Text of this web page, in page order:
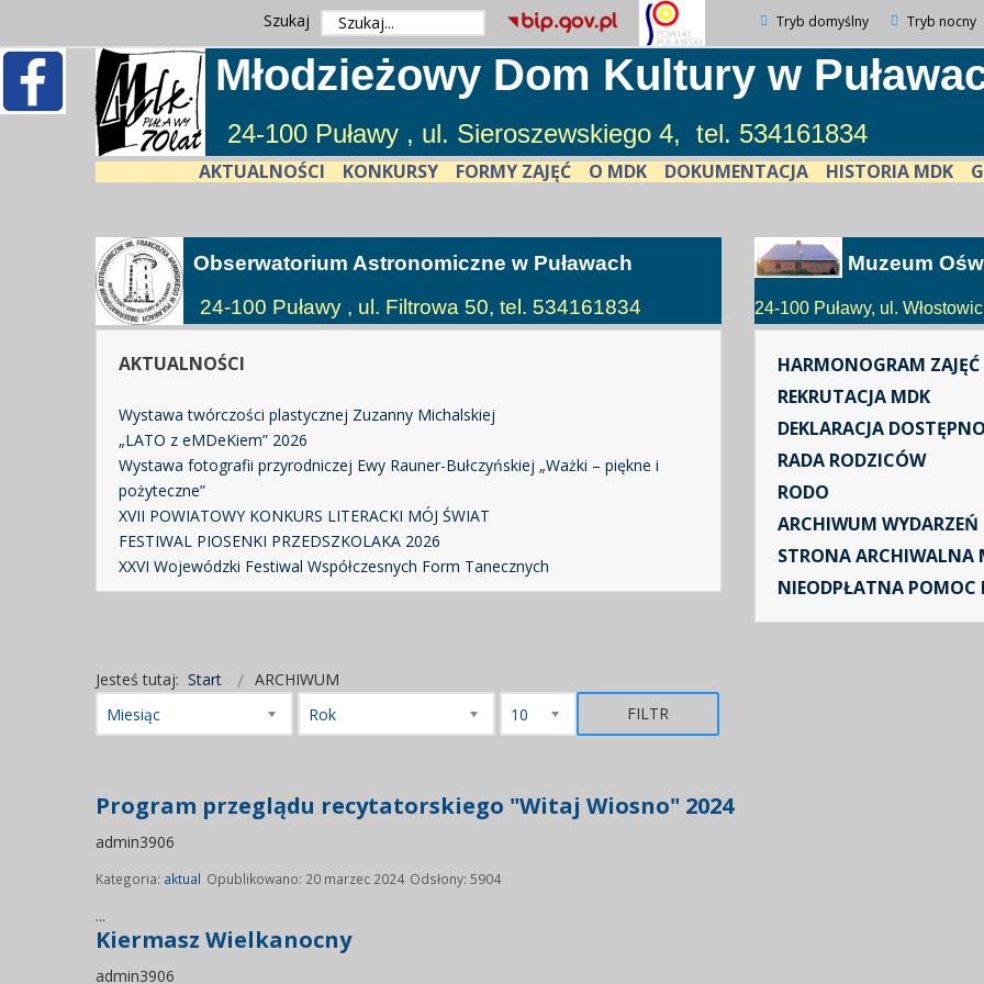
Tryb domyślny Tryb nocny
Szukaj
Młodzieżowy Dom Kultury w
24-100 Puławy , ul. Sieroszewskiego 4, tel. 534161834
AKTUALNOŚCI KONKURSY FORMY ZAJĘĆ O MDK DOKUMENTACJA HISTORIA MDK
Obserwatorium Astronomiczne w Puławach
24-100 Puławy , ul. Filtrowa 50, tel. 534161834
AKTUALNOŚCI
Wystawa twórczości plastycznej Zuzanny Michalskiej
„LATO z eMDeKiem” 2026
Wystawa fotografii przyrodniczej Ewy Rauner-Bułczyńskiej „Ważki – piękne i
pożyteczne”
XVII POWIATOWY KONKURS LITERACKI MÓJ ŚWIAT
FESTIWAL PIOSENKI PRZEDSZKOLAKA 2026
XXVI Wojewódzki Festiwal Współczesnych Form Tanecznych
Muzeum
24-100 Puławy, ul.
HARMONOGRAM ZAJĘĆ
REKRUTACJA MDK
DEKLARACJA
RADA RODZICÓW
RODO
ARCHIWUM WYDARZEŃ
STRONA ARCHIWALNA
NIEODPŁATNA POMOC
Jesteś tutaj: Start
ARCHIWUM
Miesiąc
Rok 10 FILTR
Program przeglądu recytatorskiego "Witaj Wiosno" 2024
admin3906
Kategoria: aktual Opublikowano: 20 marzec 2024 Odsłony: 5904
...
Kiermasz Wielkanocny
admin3906